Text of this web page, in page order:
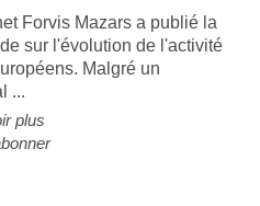
Forvis Mazars a publié la
sur l'évolution de l'activité
Malgré un
...
plus